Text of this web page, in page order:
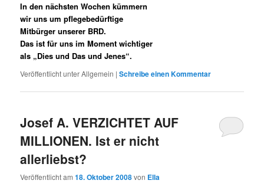
In den nächsten Wochen kümmern
wir uns um pflegebedürftige
Mitbürger unserer BRD.
Das ist für uns im Moment wichtiger
als „Dies und Das und Jenes“.
Veröffentlicht unterAllgemein |Schreibe einen Kommentar
Josef A. VERZICHTET AUF
MILLIONEN. Ist er nicht
allerliebst?
Veröffentlicht am18. Oktober 2008von Ella